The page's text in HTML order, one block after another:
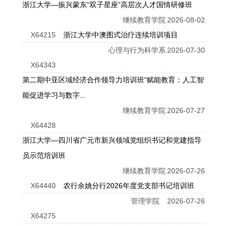
浙江大学—振兴蒙东“双子星座”高层次人才国情研修班
2026-08-02
继续教育学院
X64215
浙江大学中澳图式治疗连续培训项目
2026-07-30
心理与行为科学系
X64343
第二期中亚区域经济合作领导力培训班“赋能教育：人工智
能促进学习与数字...
2026-07-27
继续教育学院
X64428
浙江大学—四川省广元市新兴领域党组织书记和党建指导
员示范培训班
2026-07-26
继续教育学院
X64440
农行余姚分行2026年度党支部书记培训班
2026-07-26
管理学院
X64275